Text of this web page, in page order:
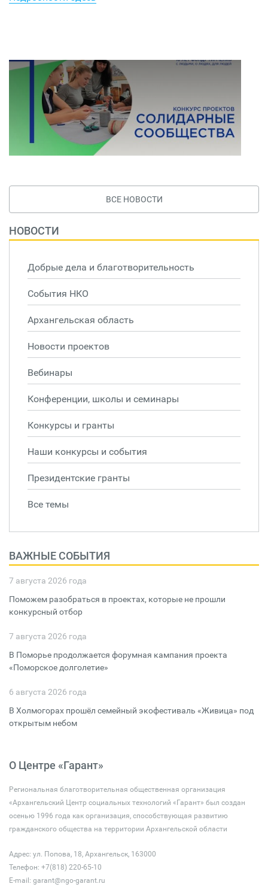
ВСЕ НОВОСТИ
НОВОСТИ
Добрые дела и благотворительность
События НКО
Архангельская область
Новости проектов
Вебинары
Конференции, школы и семинары
Конкурсы и гранты
Наши конкурсы и события
Президентские гранты
Все темы
ВАЖНЫЕ СОБЫТИЯ
7 августа 2026 года
Поможем разобраться в проектах, которые не прошли
конкурсный отбор
7 августа 2026 года
В Поморье продолжается форумная кампания проекта
«Поморское долголетие»
6 августа 2026 года
В Холмогорах прошёл семейный экофестиваль «Живица» под
открытым небом
О Центре «Гарант»
Региональная благотворительная общественная организация
«Архангельский Центр социальных технологий «Гарант» был создан
осенью 1996 года как организация, способствующая развитию
гражданского общества на территории Архангельской области
Адрес: ул. Попова, 18, Архангельск, 163000
Телефон: +7(818) 220-65-10
E-mail: garant@ngo-garant.ru